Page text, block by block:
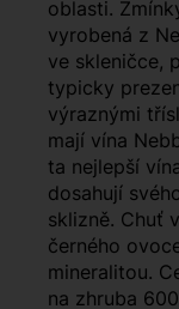
oblasti.
vyrobená z
ve skleničce,
typicky
výraznými
mají vína
ta nejlepší
dosahují
sklizně. Chuť
černého
mineralitou.
na zhruba